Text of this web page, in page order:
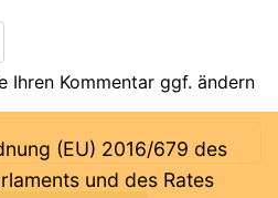
Ihren Kommentar ggf. ändern
(EU) 2016/679 des
und des Rates